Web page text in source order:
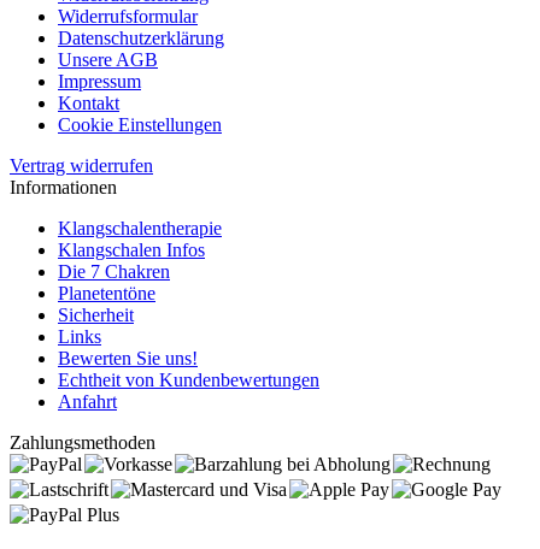
Widerrufsformular
Datenschutzerklärung
Unsere AGB
Impressum
Kontakt
Cookie Einstellungen
Vertrag widerrufen
Informationen
Klangschalentherapie
Klangschalen Infos
Die 7 Chakren
Planetentöne
Sicherheit
Links
Bewerten Sie uns!
Echtheit von Kundenbewertungen
Anfahrt
Zahlungsmethoden